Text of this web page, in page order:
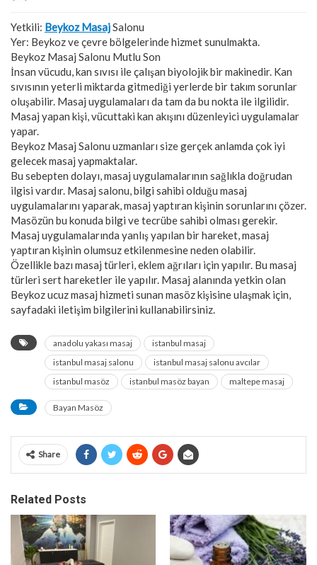
Yetkili: Beykoz MasajSalonu
Yer: Beykoz ve çevre bölgelerinde hizmet sunulmakta.
Beykoz Masaj Salonu Mutlu Son
İnsan vücudu, kan sıvısı ile çalışan biyolojik bir makinedir. Kan
sıvısının yeterli miktarda gitmediği yerlerde bir takım sorunlar
oluşabilir. Masaj uygulamaları da tam da bu nokta ile ilgilidir.
Masaj yapan kişi, vücuttaki kan akışını düzenleyici uygulamalar
yapar.
Beykoz Masaj Salonu uzmanları size gerçek anlamda çok iyi
gelecek masaj yapmaktalar.
Bu sebepten dolayı, masaj uygulamalarının sağlıkla doğrudan
ilgisi vardır. Masaj salonu, bilgi sahibi olduğu masaj
uygulamalarını yaparak, masaj yaptıran kişinin sorunlarını çözer.
Masözün bu konuda bilgi ve tecrübe sahibi olması gerekir.
Masaj uygulamalarında yanlış yapılan bir hareket, masaj
yaptıran kişinin olumsuz etkilenmesine neden olabilir.
Özellikle bazı masaj türleri, eklem ağrıları için yapılır. Bu masaj
türleri sert hareketler ile yapılır. Masaj alanında yetkin olan
Beykoz ucuz masaj hizmeti sunan masöz kişisine ulaşmak için,
sayfadaki iletişim bilgilerini kullanabilirsiniz.
anadolu yakası masaj
istanbul masaj
istanbul masaj salonu
istanbul masaj salonu avcılar
istanbul masöz
istanbul masöz bayan maltepe masaj
Bayan Masöz
Share
Related Posts